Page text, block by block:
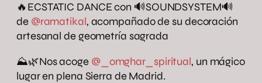
🔥ECSTATIC DANCE con 🔊SOUNDSYSTEM🔊
de @ramatikal, acompañado de su decoración
artesanal de geometría sagrada
⛰️🌿Nos acoge @_omghar_spiritual, un mágico
lugar en plena Sierra de Madrid.